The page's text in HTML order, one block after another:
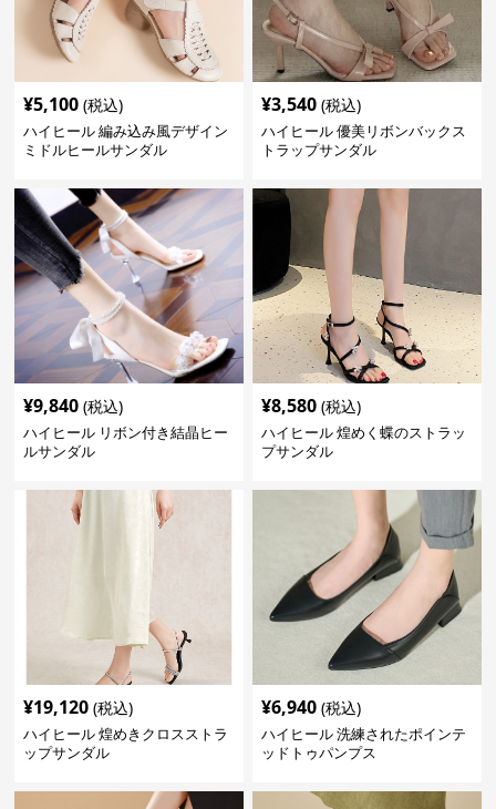
¥5,100 (税込)
ハイヒール 編み込み風デザイン
ミドルヒールサンダル
¥3,540 (税込)
ハイヒール 優美リボンバックス
トラップサンダル
¥9,840 (税込)
ハイヒール リボン付き結晶ヒー
ルサンダル
¥8,580 (税込)
ハイヒール 煌めく蝶のストラッ
プサンダル
¥19,120 (税込)
ハイヒール 煌めきクロスストラ
ップサンダル
¥6,940 (税込)
ハイヒール 洗練されたポインテ
ッドトゥパンプス